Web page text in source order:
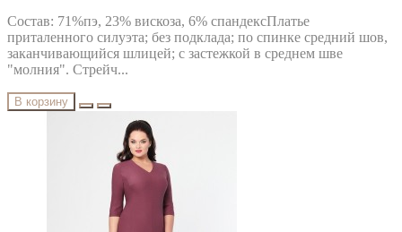
Состав: 71%пэ, 23% вискоза, 6% спандексПлатье
приталенного силуэта; без подклада; по спинке средний шов,
заканчивающийся шлицей; с застежкой в среднем шве
"молния". Стрейч...
В корзину